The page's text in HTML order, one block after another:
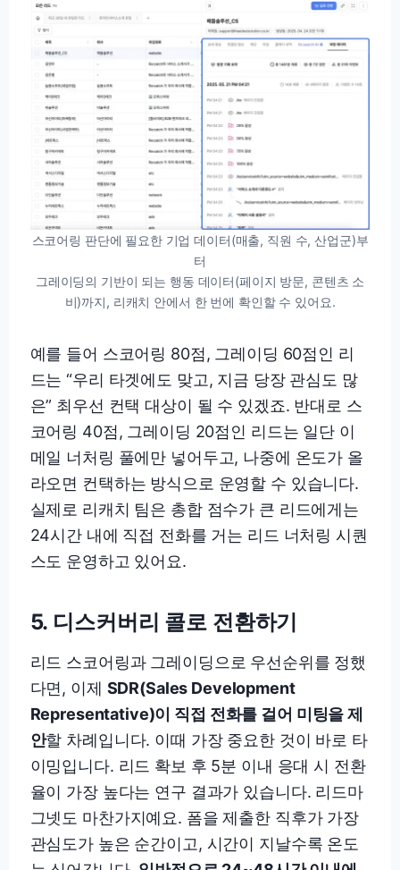
스코어링 판단에 필요한 기업 데이터(매출, 직원 수, 산업군)부
터
그레이딩의 기반이 되는 행동 데이터(페이지 방문, 콘텐츠 소
비)까지, 리캐치 안에서 한 번에 확인할 수 있어요.
예를 들어 스코어링 80점, 그레이딩 60점인 리
드는 “우리 타겟에도 맞고, 지금 당장 관심도 많
은” 최우선 컨택 대상이 될 수 있겠죠. 반대로 스
코어링 40점, 그레이딩 20점인 리드는 일단 이
메일 너처링 풀에만 넣어두고, 나중에 온도가 올
라오면 컨택하는 방식으로 운영할 수 있습니다.
실제로 리캐치 팀은 총합 점수가 큰 리드에게는
24시간 내에 직접 전화를 거는 리드 너처링 시퀀
스도 운영하고 있어요.
5. 디스커버리 콜로 전환하기
리드 스코어링과 그레이딩으로 우선순위를 정했
다면, 이제 SDR(Sales Development
Representative)이 직접 전화를 걸어 미팅을 제
안할 차례입니다. 이때 가장 중요한 것이 바로 타
이밍입니다. 리드 확보 후 5분 이내 응대 시 전환
율이 가장 높다는 연구 결과가 있습니다. 리드마
그넷도 마찬가지예요. 폼을 제출한 직후가 가장
관심도가 높은 순간이고, 시간이 지날수록 온도